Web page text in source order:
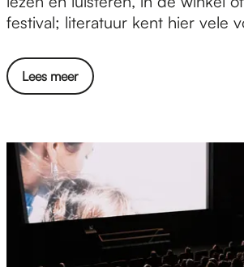
r
t
u
festival; literatuur kent hier vele
Lees meer